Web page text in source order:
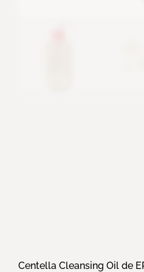
Centella Cleansing Oil de